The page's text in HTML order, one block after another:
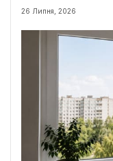
26 Липня, 2026